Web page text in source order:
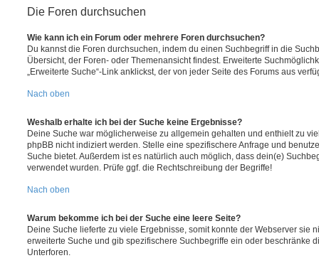
Die Foren durchsuchen
Wie kann ich ein Forum oder mehrere Foren durchsuchen?
Du kannst die Foren durchsuchen, indem du einen Suchbegriff in die
Übersicht, der Foren- oder Themenansicht findest. Erweiterte
„Erweiterte Suche“-Link anklickst, der von jeder Seite des Forums aus
Nach oben
Weshalb erhalte ich bei der Suche keine Ergebnisse?
Deine Suche war möglicherweise zu allgemein gehalten und enthielt zu
phpBB nicht indiziert werden. Stelle eine spezifischere Anfrage und
Suche bietet. Außerdem ist es natürlich auch möglich, dass dein(e)
verwendet wurden. Prüfe ggf. die Rechtschreibung der Begriffe!
Nach oben
Warum bekomme ich bei der Suche eine leere Seite?
Deine Suche lieferte zu viele Ergebnisse, somit konnte der Webserver sie
erweiterte Suche und gib spezifischere Suchbegriffe ein oder beschränke
Unterforen.